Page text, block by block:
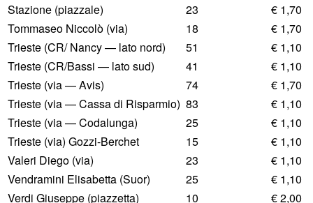
Stazione (piazzale)
23
€ 1,70
Tommaseo Niccolò (via)
18
€ 1,70
Trieste (CR/ Nancy — lato nord)
51
€ 1,10
Trieste (CR/Bassi — lato sud)
41
€ 1,10
Trieste (via — Avis)
74
€ 1,70
Trieste (via — Cassa di Risparmio) 83
€ 1,10
Trieste (via — Codalunga)
25
€ 1,10
Trieste (via) Gozzi-Berchet
15
€ 1,10
Valeri Diego (via)
23
€ 1,10
Vendramini Elisabetta (Suor)
25
€ 1,10
Verdi Giuseppe (piazzetta)
10
€ 2,00